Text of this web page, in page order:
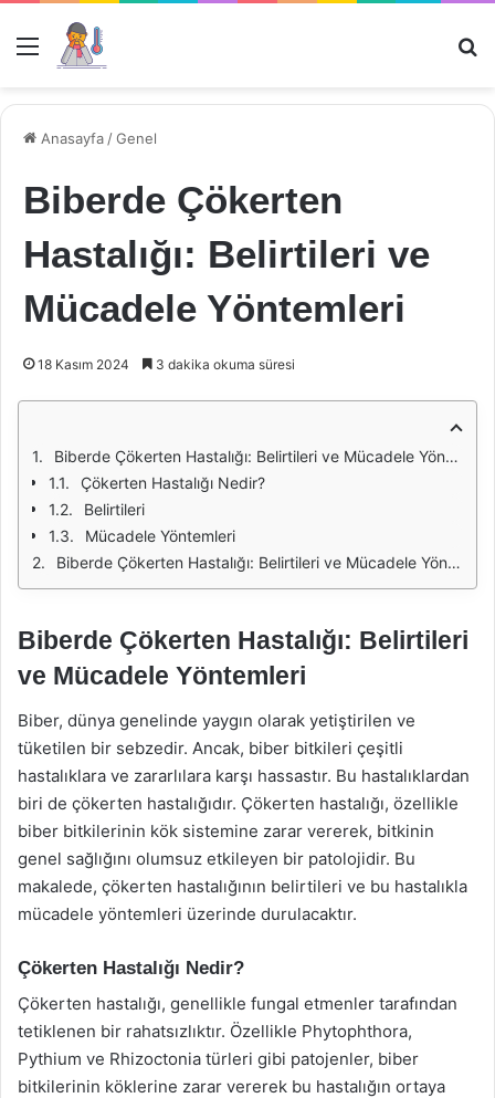
Menü
Anasayfa /Genel
Biberde Çökerten
Hastalığı: Belirtileri ve
Mücadele Yöntemleri
18 Kasım 2024 3 dakika okuma süresi
Biberde Çökerten Hastalığı: Belirtileri ve Mücadele Yöntemleri
Çökerten Hastalığı Nedir?
Belirtileri
Mücadele Yöntemleri
Biberde Çökerten Hastalığı: Belirtileri ve Mücadele Yöntemleri
Biberde Çökerten Hastalığı: Belirtileri
ve Mücadele Yöntemleri
Biber, dünya genelinde yaygın olarak yetiştirilen ve
tüketilen bir sebzedir. Ancak, biber bitkileri çeşitli
hastalıklara ve zararlılara karşı hassastır. Bu hastalıklardan
biri de çökerten hastalığıdır. Çökerten hastalığı, özellikle
biber bitkilerinin kök sistemine zarar vererek, bitkinin
genel sağlığını olumsuz etkileyen bir patolojidir. Bu
makalede, çökerten hastalığının belirtileri ve bu hastalıkla
mücadele yöntemleri üzerinde durulacaktır.
Çökerten Hastalığı Nedir?
Çökerten hastalığı, genellikle fungal etmenler tarafından
tetiklenen bir rahatsızlıktır. Özellikle Phytophthora,
Pythium ve Rhizoctonia türleri gibi patojenler, biber
bitkilerinin köklerine zarar vererek bu hastalığın ortaya